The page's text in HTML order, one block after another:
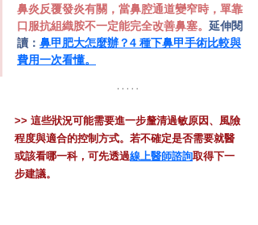
鼻炎反覆發炎有關，當鼻腔通道變窄時，單靠
口服抗組織胺不一定能完全改善鼻塞。 延伸閱
讀： 鼻甲肥大怎麼辦？4 種下鼻甲手術比較與
費用一次看懂。
>> 這些狀況可能需要進一步釐清過敏原因、風險
程度與適合的控制方式。若不確定是否需要就醫
或該看哪一科，可先透過線上醫師諮詢取得下一
步建議。